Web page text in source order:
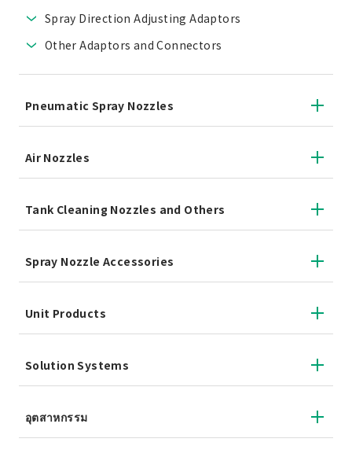
Spray Direction Adjusting Adaptors
Other Adaptors and Connectors
Pneumatic Spray Nozzles
Air Nozzles
Tank Cleaning Nozzles and Others
Spray Nozzle Accessories
Unit Products
Solution Systems
อุตสาหกรรม